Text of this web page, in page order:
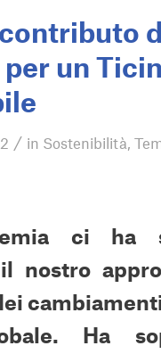
contributo
un
/ in Sostenibilità,
ci ha
nostro
Ha